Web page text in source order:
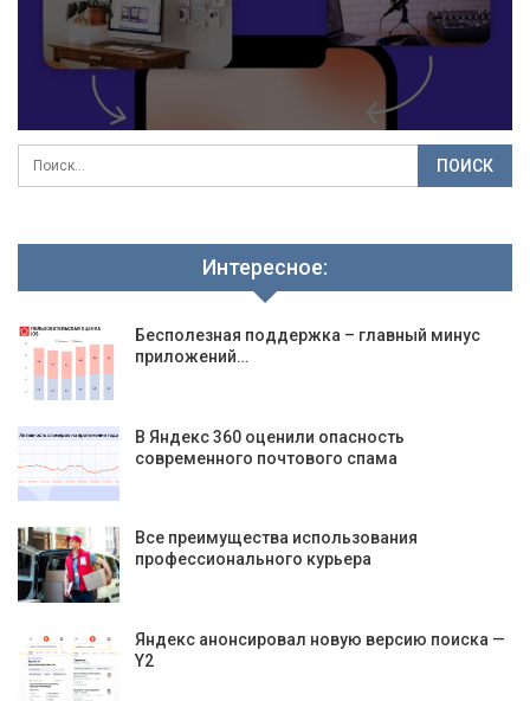
Интересное:
Бесполезная поддержка – главный минус
приложений…
В Яндекс 360 оценили опасность
современного почтового спама
Все преимущества использования
профессионального курьера
Яндекс анонсировал новую версию поиска —
Y2